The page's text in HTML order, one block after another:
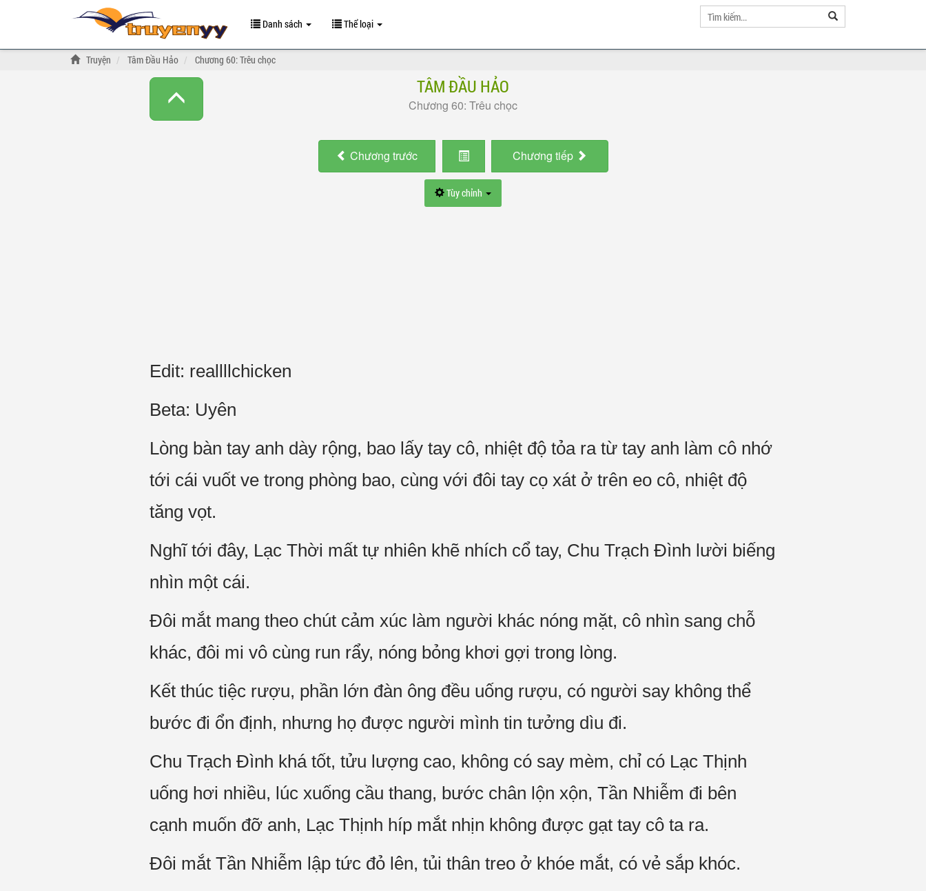
Danh sách Thể loại
Truyện Tâm Đầu Hảo Chương 60: Trêu chọc
TÂM ĐẦU HẢO
Chương 60: Trêu chọc
Chương trước Chương tiếp
Tùy chỉnh
Edit: reallllchicken
Beta: Uyên
Lòng bàn tay anh dày rộng, bao lấy tay cô, nhiệt độ tỏa ra từ tay anh làm cô nhớ
tới cái vuốt ve trong phòng bao, cùng với đôi tay cọ xát ở trên eo cô, nhiệt độ
tăng vọt.
Nghĩ tới đây, Lạc Thời mất tự nhiên khẽ nhích cổ tay, Chu Trạch Đình lười biếng
nhìn một cái.
Đôi mắt mang theo chút cảm xúc làm người khác nóng mặt, cô nhìn sang chỗ
khác, đôi mi vô cùng run rẩy, nóng bỏng khơi gợi trong lòng.
Kết thúc tiệc rượu, phần lớn đàn ông đều uống rượu, có người say không thể
bước đi ổn định, nhưng họ được người mình tin tưởng dìu đi.
Chu Trạch Đình khá tốt, tửu lượng cao, không có say mèm, chỉ có Lạc Thịnh
uống hơi nhiều, lúc xuống cầu thang, bước chân lộn xộn, Tần Nhiễm đi bên
cạnh muốn đỡ anh, Lạc Thịnh híp mắt nhịn không được gạt tay cô ta ra.
Đôi mắt Tần Nhiễm lập tức đỏ lên, tủi thân treo ở khóe mắt, có vẻ sắp khóc.